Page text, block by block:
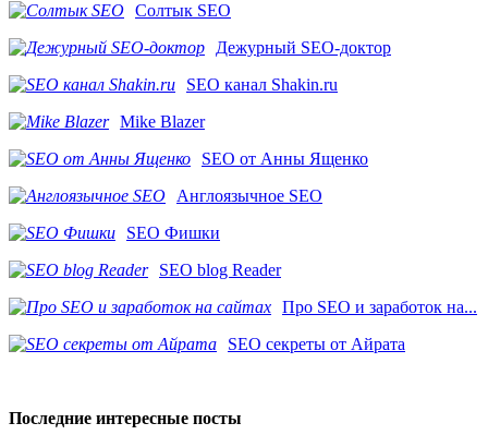
Солтык SEO
Дежурный SEO-доктор
SEO канал Shakin.ru
Mike Blazer
SEO от Анны Ященко
Англоязычное SEO
SEO Фишки
SEO blog Reader
Про SEO и заработок на...
SEO секреты от Айрата
Последние интересные посты